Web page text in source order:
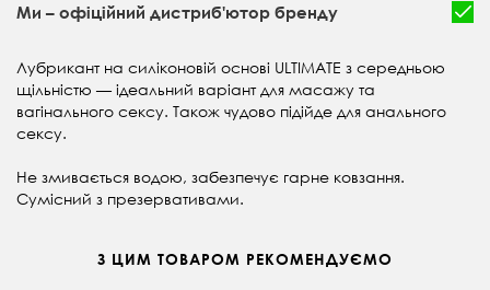
Ми – офіційний дистриб'ютор бренду
Лубрикант на силіконовій основі ULTIMATE з середньою
щільністю — ідеальний варіант для масажу та
вагінального сексу. Також чудово підійде для анального
сексу.
Не змивається водою, забезпечує гарне ковзання.
Сумісний з презервативами.
З ЦИМ ТОВАРОМ РЕКОМЕНДУЄМО